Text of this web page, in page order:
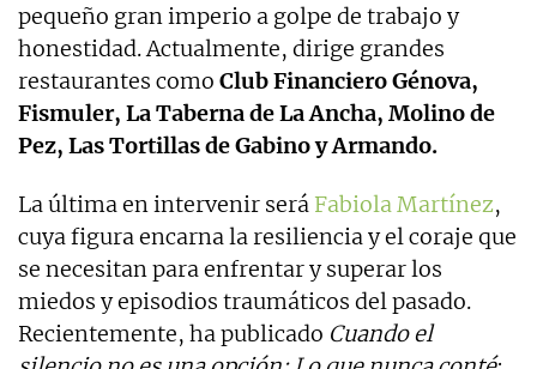
pequeño gran imperio a golpe de trabajo y
honestidad. Actualmente, dirige grandes
restaurantes como Club Financiero Génova,
Fismuler, La Taberna de La Ancha, Molino de
Pez, Las Tortillas de Gabino y Armando.
La última en intervenir será Fabiola Martínez,
cuya figura encarna la resiliencia y el coraje que
se necesitan para enfrentar y superar los
miedos y episodios traumáticos del pasado.
Recientemente, ha publicado Cuando el